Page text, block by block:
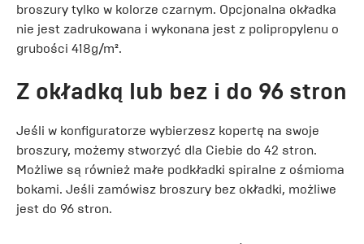
broszury tylko w kolorze czarnym. Opcjonalna okładka
nie jest zadrukowana i wykonana jest z polipropylenu o
grubości 418g/m².
Z okładką lub bez i do 96 stron
Jeśli w konfiguratorze wybierzesz kopertę na swoje
broszury, możemy stworzyć dla Ciebie do 42 stron.
Możliwe są również małe podkładki spiralne z ośmioma
bokami. Jeśli zamówisz broszury bez okładki, możliwe
jest do 96 stron.